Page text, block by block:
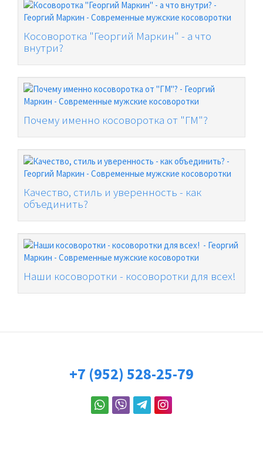
Косоворотка "Георгий Маркин" - а что
внутри?
Почему именно косоворотка от "ГМ"?
Качество, стиль и уверенность - как
объединить?
Наши косоворотки - косоворотки для всех!
+7 (952) 528-25-79